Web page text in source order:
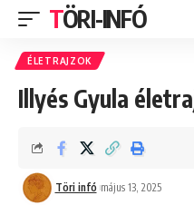
TÖRI-INFÓ
ÉLETRAJZOK
Illyés Gyula
Töri infó május 13, 2025